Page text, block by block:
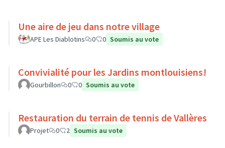
Une aire de jeu dans notre village
APE Les Diablotins 0 0 Soumis au vote
Convivialité pour les Jardins montlouisiens!
Gourbillon 0 0 Soumis au vote
Restauration du terrain de tennis de Vallères
Projet 0 2 Soumis au vote